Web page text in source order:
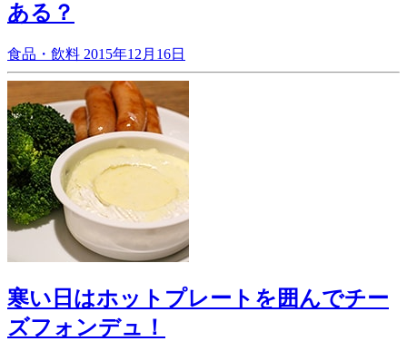
ある？
食品・飲料 2015年12月16日
寒い日はホットプレートを囲んでチー
ズフォンデュ！